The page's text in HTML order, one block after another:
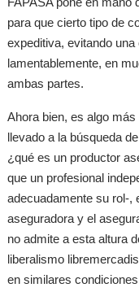
para que cierto tipo de
expeditiva, evitando
lamentablemente, en
ambas partes.
Ahora bien, es algo
llevado a la búsqueda
¿qué es un productor
que un profesional
adecuadamente su rol-,
aseguradora y el
no admite a esta altura
liberalismo
en similares